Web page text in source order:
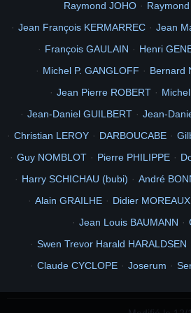
MT Laetitia
640 480 documents
photo de droite au
Raymond JOHO
Jean François KERMARREC
Jean
François GAULAIN
Henri
Michel P. GANGLOFF
Bernard
Jean Pierre ROBERT
Jean-Daniel GUILBERT
Jean-
Christian LEROY
DARBOUCABE
Guy NOMBLOT
Pierre PHILIPPE
Harry SCHICHAU (bubi)
André
Alain GRAILHE
Didier MOREAUX
Jean Louis BAUMANN
Swen Trevor Harald HARALDSEN
Claude CYCLOPE
Joserum